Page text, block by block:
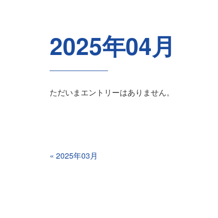
2025年04月
ただいまエントリーはありません。
« 2025年03月